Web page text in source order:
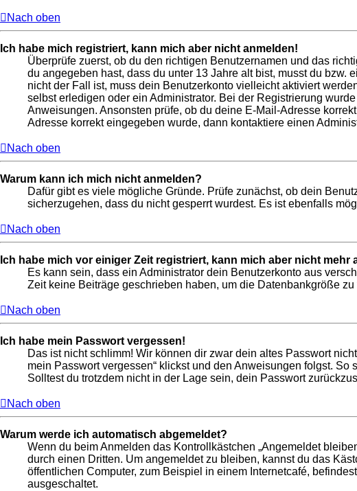
Nach oben
Ich habe mich registriert, kann mich aber nicht anmelden!
Überprüfe zuerst, ob du den richtigen Benutzernamen und das
du angegeben hast, dass du unter 13 Jahre alt bist, musst du
nicht der Fall ist, muss dein Benutzerkonto vielleicht aktiviert
selbst erledigen oder ein Administrator. Bei der Registrierung
Anweisungen. Ansonsten prüfe, ob du deine E-Mail-Adresse
Adresse korrekt eingegeben wurde, dann kontaktiere einen
Nach oben
Warum kann ich mich nicht anmelden?
Dafür gibt es viele mögliche Gründe. Prüfe zunächst, ob dein
sicherzugehen, dass du nicht gesperrt wurdest. Es ist ebenfalls
Nach oben
Ich habe mich vor einiger Zeit registriert, kann mich aber nicht mehr
Es kann sein, dass ein Administrator dein Benutzerkonto aus
Zeit keine Beiträge geschrieben haben, um die Datenbankgröße
Nach oben
Ich habe mein Passwort vergessen!
Das ist nicht schlimm! Wir können dir zwar dein altes Passwort
mein Passwort vergessen“ klickst und den Anweisungen folgst.
Solltest du trotzdem nicht in der Lage sein, dein Passwort
Nach oben
Warum werde ich automatisch abgemeldet?
Wenn du beim Anmelden das Kontrollkästchen „Angemeldet
durch einen Dritten. Um angemeldet zu bleiben, kannst du das
öffentlichen Computer, zum Beispiel in einem Internetcafé,
ausgeschaltet.